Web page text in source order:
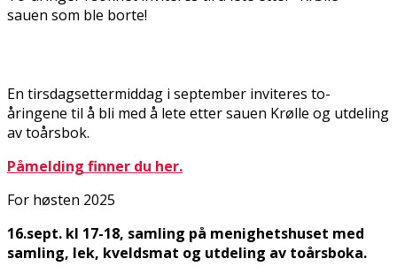
sauen som ble borte!
En tirsdagsettermiddag i september inviteres to-
åringene til å bli med å lete etter sauen Krølle og utdeling
av toårsbok.
Påmelding finner du her.
For høsten 2025
16.sept. kl 17-18, samling på menighetshuset med
samling, lek, kveldsmat og utdeling av toårsboka.